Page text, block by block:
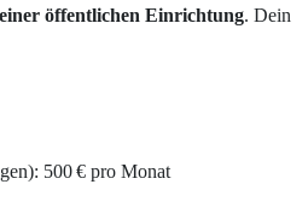
öffentlichen Einrichtung. Dein
500 € pro Monat